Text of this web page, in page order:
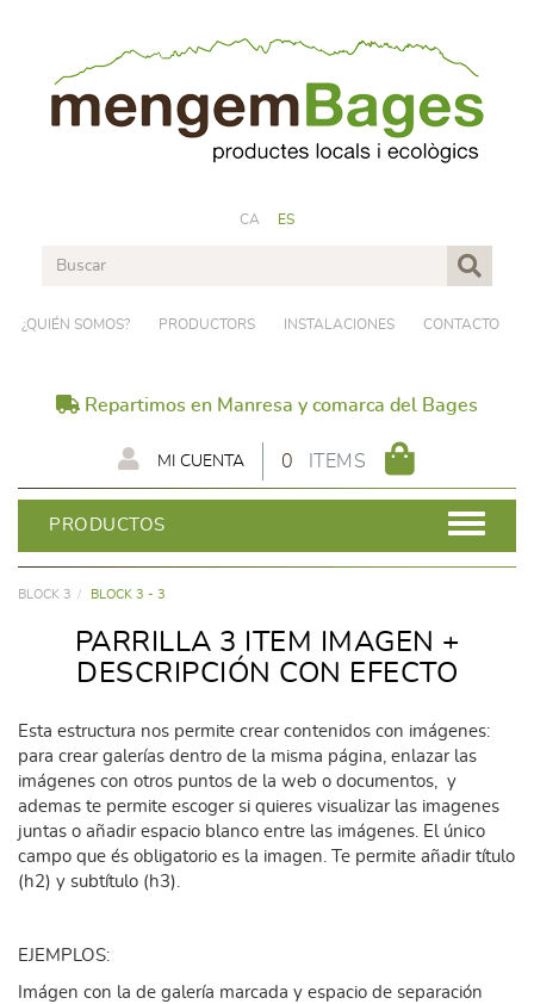
CA ES
¿QUIÉN SOMOS? PRODUCTORS INSTALACIONES CONTACTO
Repartimos en Manresa y comarca del Bages
0 ITEMS
MI CUENTA
PRODUCTOS
BLOCK 3 BLOCK 3 - 3
PARRILLA 3 ITEM IMAGEN +
DESCRIPCIÓN CON EFECTO
Esta estructura nos permite crear contenidos con imágenes:
para crear galerías dentro de la misma página, enlazar las
imágenes con otros puntos de la web o documentos, y
ademas te permite escoger si quieres visualizar las imagenes
juntas o añadir espacio blanco entre las imágenes. El único
campo que és obligatorio es la imagen. Te permite añadir título
(h2) y subtítulo (h3).
EJEMPLOS:
Imágen con la de galería marcada y espacio de separación